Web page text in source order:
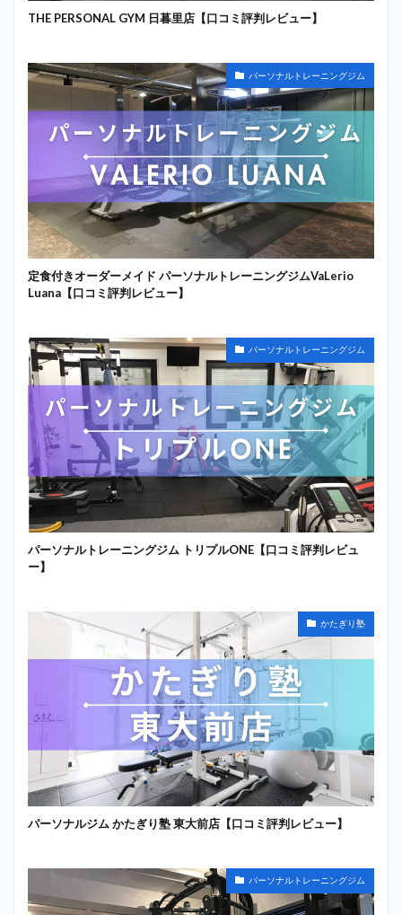
THE PERSONAL GYM 日暮里店【口コミ評判レビュー】
パーソナルトレーニングジム
定食付きオーダーメイド パーソナルトレーニングジムVaLerio
Luana【口コミ評判レビュー】
パーソナルトレーニングジム
パーソナルトレーニングジム トリプルONE【口コミ評判レビュ
ー】
かたぎり塾
パーソナルジム かたぎり塾 東大前店【口コミ評判レビュー】
パーソナルトレーニングジム